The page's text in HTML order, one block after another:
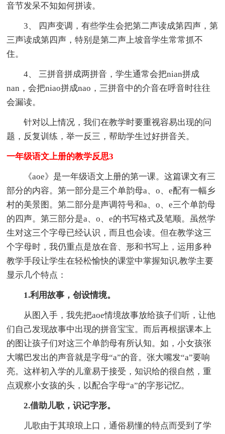
音节发呆不知如何拼读。
3、 四声变调，有些学生会把第二声读成第四声，第
三声读成第四声，特别是第二声上坡音学生常常抓不
住。
4、 三拼音拼成两拼音，学生通常会把nian拼成
nan，会把niao拼成nao，三拼音中的介音在呼音时往往
会漏读。
针对以上情况，我们在教学时要重视容易出现的问
题，反复训练，举一反三，帮助学生过好拼音关。
一年级语文上册的教学反思3
《aoe》是一年级语文上册的第一课。这篇课文有三
部分的内容。第一部分是三个单韵母a、o、e配有一幅乡
村的美景图。第二部分是声调符号和a、o、e三个单韵母
的四声。第三部分是a、o、e的书写格式及笔顺。虽然学
生对这三个字母已经认识，而且也会读。但在教学这三
个字母时，我仍重点是放在音、形和书写上，运用多种
教学手段让学生在轻松愉快的课堂中掌握知识,教学主要
显示几个特点：
1.利用故事，创设情境。
从图入手，我先把aoe情境故事放给孩子们听，让他
们自己发现故事中出现的拼音宝宝。而后再根据课本上
的图让孩子们对这三个单韵母有所认知。如，小女孩张
大嘴巴发出的声音就是字母“a”的音。张大嘴发“a”要响
亮。这样初入学的儿童易于接受，知识给的很自然，重
点观察小女孩的头，以配合字母“a”的字形记忆。
2.借助儿歌，识记字形。
儿歌由于其琅琅上口，通俗易懂的特点而受到了学